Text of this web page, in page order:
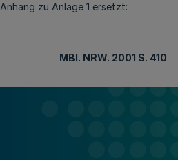
zu Anlage 1 ersetzt:
MBl. NRW. 2001 S. 410